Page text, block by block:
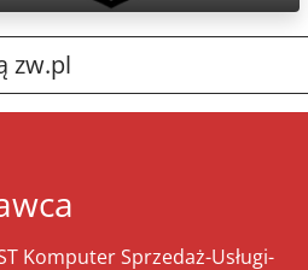
zw.pl
Komputer Sprzedaż-Usługi-